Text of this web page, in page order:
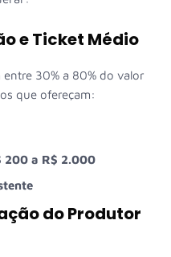
e Ticket Médio
30% a 80% do valor
que ofereçam:
200 a R$ 2.000
do Produtor